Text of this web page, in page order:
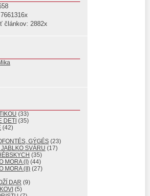
článkov: 2882x
(33)
DETI (35)
(42)
GÝGÉS (23)
SVÁRU (17)
(35)
MORA (I) (44)
MORA (II) (27)
DAR (9)
(5)